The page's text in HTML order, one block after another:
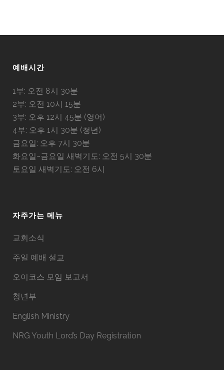
예배시간
1부: 오전 8시 30분
2부: 오전 10시 15분
3부: 오후 12시 45분 (영어)
4부: 오후 1시 30분 (청년)
금요일: 오후 7시 30분
화요일~금요일 새벽기도: 오전 5시 30분
토요일 새벽기도: 오전 6시
자주가는 메뉴
교회소식
주일 예배 설교
오이코스 모임 보고서
청년부
English Ministry
NRG Youth Lord’s Day Registration